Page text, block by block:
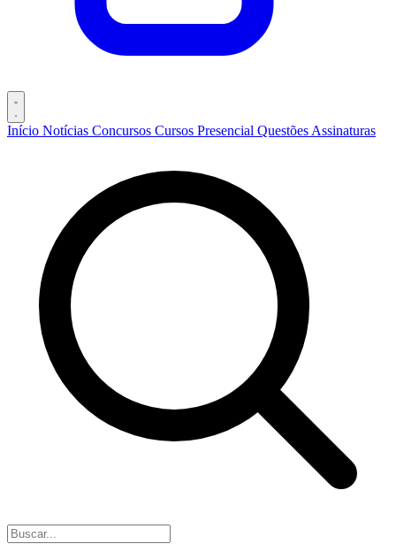
Início Notícias Concursos Cursos Presencial Questões Assinaturas